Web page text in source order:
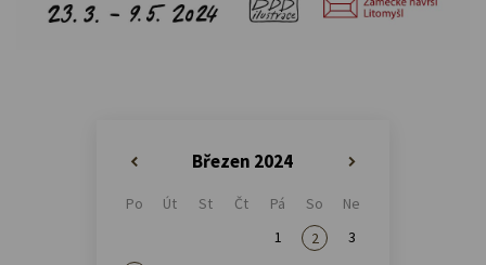
Březen 2024
Po Út St Čt Pá So
Ne
1
2
3